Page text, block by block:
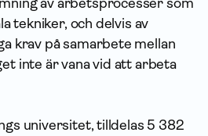
tekniker, och delvis av
krav på samarbete mellan
inte är vana vid att arbeta
universitet, tilldelas 5 382